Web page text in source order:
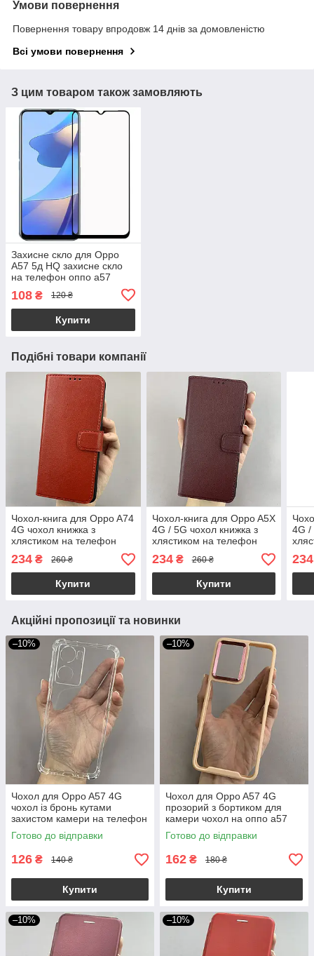
Умови повернення
Повернення товару впродовж 14 днів за домовленістю
Всі умови повернення
З цим товаром також замовляють
Захисне скло для Oppo
A57 5д HQ захисне скло
на телефон оппо а57
108 ₴ 120 ₴
Купити
Подібні товари компанії
Чохол-книга для Oppo A74
4G чохол книжка з
хлястиком на телефон
оппо а74 4г червона b6r
234 ₴ 260 ₴
Купити
Чохол-книга для Oppo A5X
4G / 5G чохол книжка з
хлястиком на телефон
оппо а5х 4г / 5г бордова
b6r
234₴ 260 ₴
Купити
4G /
234
Акційні пропозиції та новинки
–10%
Чохол для Oppo A57 4G
чохол із бронь кутами
захистом камери на телефон
оппо а57 4г прозорий ttp
Готово до відправки
126 ₴ 140 ₴
Купити
–10%
Чохол для Oppo A57 4G
прозорий з бортиком для
камери чохол на оппо а57
бежевий k6h
Готово до відправки
162 ₴ 180 ₴
Купити
–10% –10%